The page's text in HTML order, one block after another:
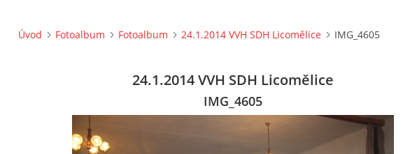
Úvod Fotoalbum Fotoalbum 24.1.2014 VVH SDH Licomělice IMG_4605
24.1.2014 VVH SDH Licomělice
IMG_4605